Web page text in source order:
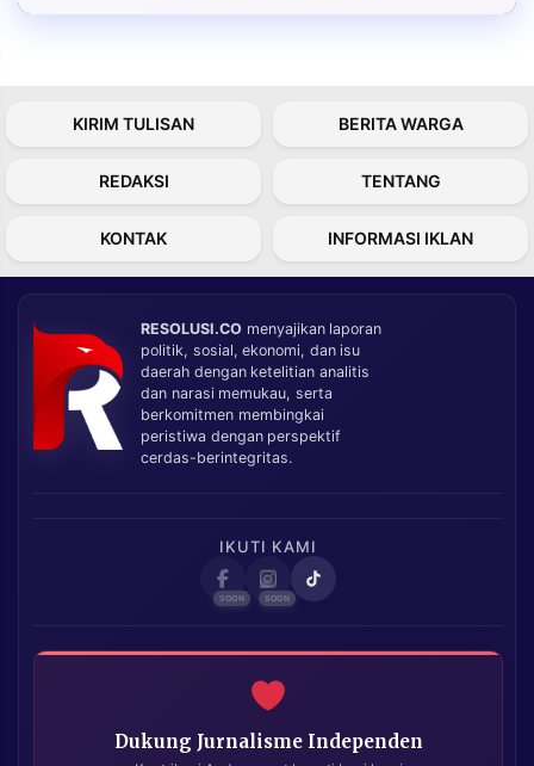
KIRIM TULISAN BERITA WARGA
REDAKSI TENTANG
KONTAK INFORMASI IKLAN
RESOLUSI.CO menyajikan laporan
politik, sosial, ekonomi, dan isu
daerah dengan ketelitian analitis
dan narasi memukau, serta
berkomitmen membingkai
peristiwa dengan perspektif
cerdas-berintegritas.
IKUTI KAMI
Dukung Jurnalisme Independen